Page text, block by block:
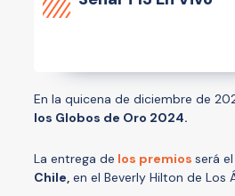
En la quicena de diciembre de
los Globos de Oro 2024.
La entrega de los premios será el
Chile, en el Beverly Hilton de Los